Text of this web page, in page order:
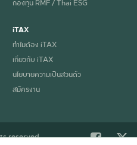
39,800
กองทุน RMF / Thai ESG
iTAX
ทำไมต้อง iTAX
เกี่ยวกับ iTAX
นโยบายความเป็นส่วนตัว
สมัครงาน
reserved.